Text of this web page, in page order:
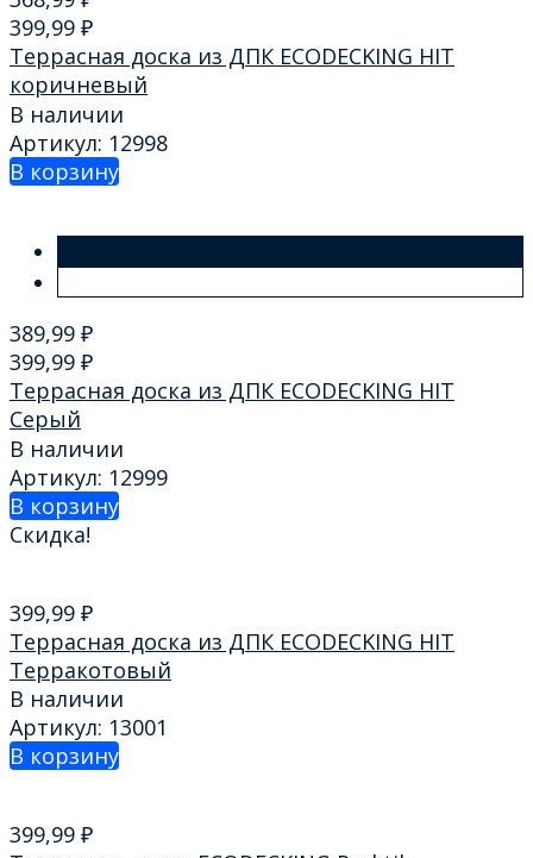
399,99 ₽
Террасная доска из ДПК ECODECKING HIT
коричневый
В наличии
Артикул: 12998
В корзину
389,99 ₽
399,99 ₽
Террасная доска из ДПК ECODECKING HIT
Серый
В наличии
Артикул: 12999
В корзину
Скидка!
399,99 ₽
Террасная доска из ДПК ECODECKING HIT
Терракотовый
В наличии
Артикул: 13001
В корзину
399,99 ₽